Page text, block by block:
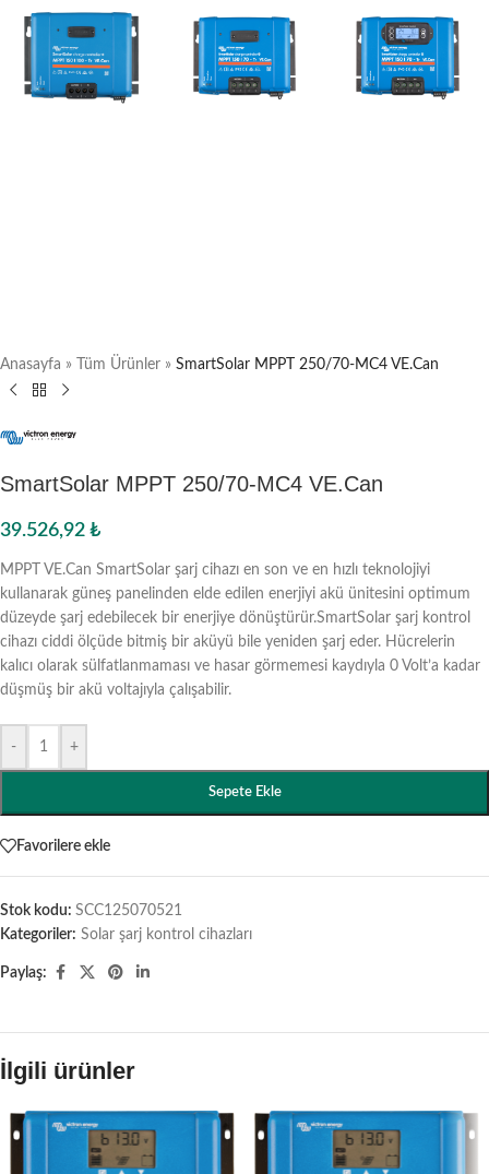
Anasayfa » Tüm Ürünler » SmartSolar MPPT 250/70-MC4 VE.Can
SmartSolar MPPT 250/70-MC4 VE.Can
39.526,92 ₺
MPPT VE.Can SmartSolar şarj cihazı en son ve en hızlı teknolojiyi
kullanarak güneş panelinden elde edilen enerjiyi akü ünitesini optimum
düzeyde şarj edebilecek bir enerjiye dönüştürür.SmartSolar şarj kontrol
cihazı ciddi ölçüde bitmiş bir aküyü bile yeniden şarj eder. Hücrelerin
kalıcı olarak sülfatlanmaması ve hasar görmemesi kaydıyla 0 Volt’a kadar
düşmüş bir akü voltajıyla çalışabilir.
- +
Sepete Ekle
Favorilere ekle
Stok kodu: SCC125070521
Kategoriler: Solar şarj kontrol cihazları
Paylaş:
İlgili ürünler